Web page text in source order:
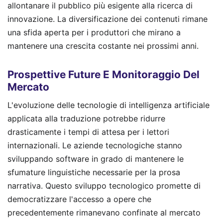
allontanare il pubblico più esigente alla ricerca di
innovazione. La diversificazione dei contenuti rimane
una sfida aperta per i produttori che mirano a
mantenere una crescita costante nei prossimi anni.
Prospettive Future E Monitoraggio Del
Mercato
L'evoluzione delle tecnologie di intelligenza artificiale
applicata alla traduzione potrebbe ridurre
drasticamente i tempi di attesa per i lettori
internazionali. Le aziende tecnologiche stanno
sviluppando software in grado di mantenere le
sfumature linguistiche necessarie per la prosa
narrativa. Questo sviluppo tecnologico promette di
democratizzare l'accesso a opere che
precedentemente rimanevano confinate al mercato